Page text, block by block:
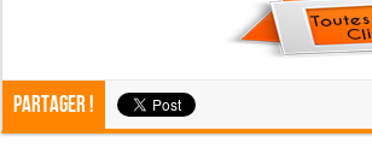
Partager !